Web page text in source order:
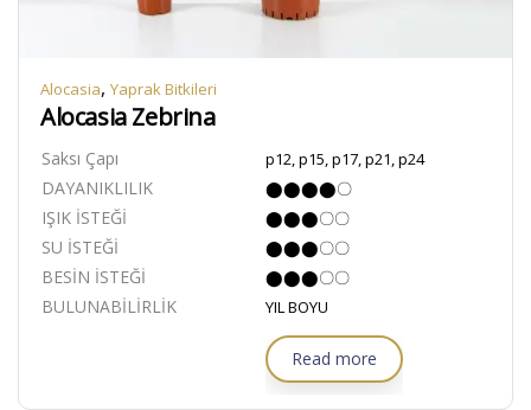
Alocasia, Yaprak Bitkileri
Alocasia Zebrina
Saksı Çapı p12, p15, p17, p21, p24
DAYANIKLILIK ⬤⬤⬤⬤〇
IŞIK İSTEĞİ ⬤⬤⬤〇〇
SU İSTEĞİ ⬤⬤⬤〇〇
BESİN İSTEĞİ ⬤⬤⬤〇〇
BULUNABİLİRLİK YIL BOYU
Read more